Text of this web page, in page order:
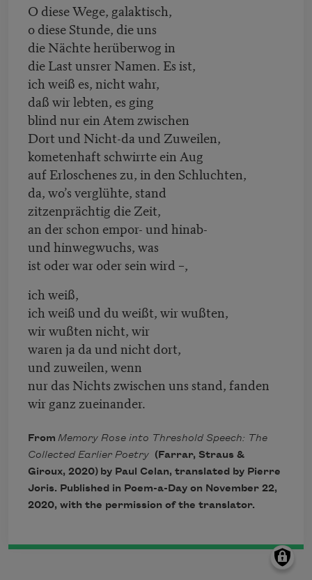
O diese Wege, galaktisch,
o diese Stunde, die uns
die Nächte herüberwog in
die Last unsrer Namen. Es ist,
ich weiß es, nicht wahr,
daß wir lebten, es ging
blind nur ein Atem zwischen
Dort und Nicht-da und Zuweilen,
kometenhaft schwirrte ein Aug
auf Erloschenes zu, in den Schluchten,
da, wo’s verglühte, stand
zitzenprächtig die Zeit,
an der schon empor- und hinab-
und hinwegwuchs, was
ist oder war oder sein wird –,
ich weiß,
ich weiß und du weißt, wir wußten,
wir wußten nicht, wir
waren ja da und nicht dort,
und zuweilen, wenn
nur das Nichts zwischen uns stand, fanden
wir ganz zueinander.
From Memory Rose into Threshold Speech: The
Collected Earlier Poetry (Farrar, Straus &
Giroux, 2020) by Paul Celan, translated by Pierre
Joris. Published in Poem-a-Day on November 22,
2020, with the permission of the translator.